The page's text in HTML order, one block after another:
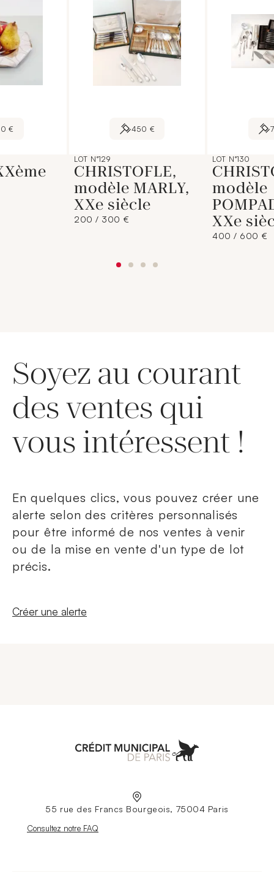
€ 450 €
LOT N°129
CHRISTOFLE,
modèle MARLY,
XXe siècle
200 / 300 €
LOT N°130
modèle
XXe
400 / 600 €
Soyez au courant
des ventes qui
vous intéressent !
En quelques clics, vous pouvez créer une
alerte selon des critères personnalisés
pour être informé de nos ventes à venir
ou de la mise en vente d'un type de lot
précis.
Nouvelle fenêtre
Créer une alerte
55 rue des Francs Bourgeois, 75004 Paris
Nouvelle fenêtre
Consultez notre FAQ